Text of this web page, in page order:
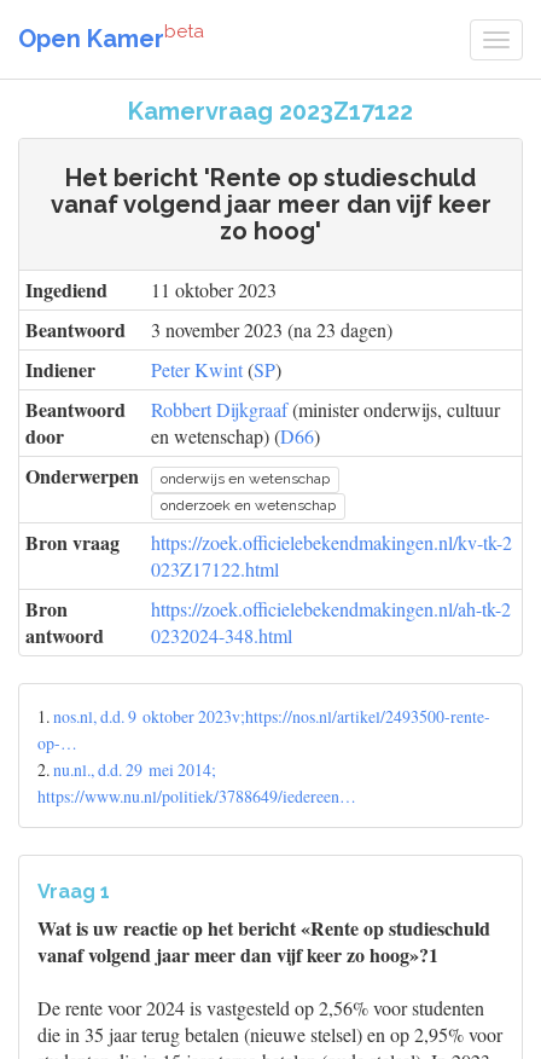
Open Kamerbeta
Kamervraag 2023Z17122
Het bericht 'Rente op studieschuld
vanaf volgend jaar meer dan vijf keer
zo hoog'
Ingediend 11 oktober 2023
Beantwoord 3 november 2023 (na 23 dagen)
Indiener Peter Kwint(SP)
Beantwoord
door
Robbert Dijkgraaf(minister onderwijs, cultuur
en wetenschap) (D66)
Onderwerpen
onderwijs en wetenschap
onderzoek en wetenschap
Bron vraag
https://zoek.officielebekendmakingen.nl/kv-tk-2
023Z17122.html
Bron
antwoord
https://zoek.officielebekendmakingen.nl/ah-tk-2
0232024-348.html
1.nos.nl, d.d. 9 oktober 2023v;https://nos.nl/artikel/2493500-rente-
op-…
2.nu.nl., d.d. 29 mei 2014;
https://www.nu.nl/politiek/3788649/iedereen…
Vraag 1
Wat is uw reactie op het bericht «Rente op studieschuld
vanaf volgend jaar meer dan vijf keer zo hoog»?1
De rente voor 2024 is vastgesteld op 2,56% voor studenten
die in 35 jaar terug betalen (nieuwe stelsel) en op 2,95% voor